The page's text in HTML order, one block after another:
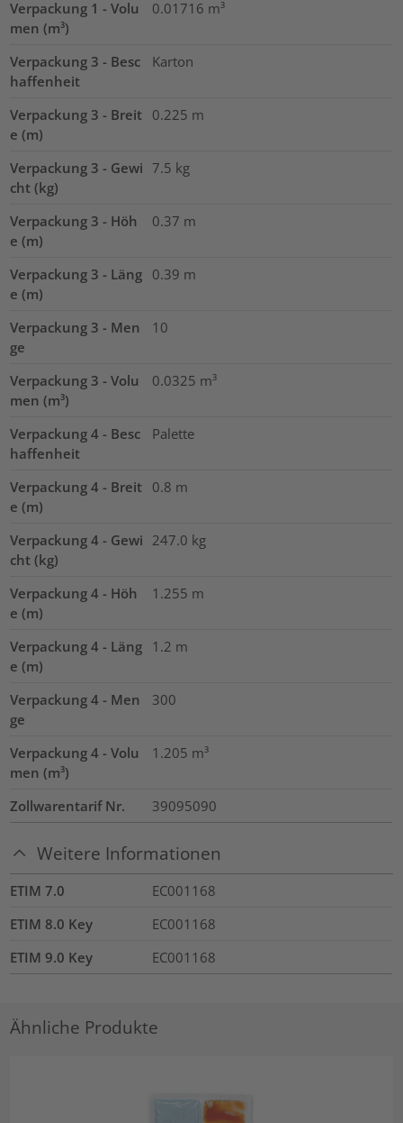
Verpackung 1 - Volu
men (m³)
0.01716 m³
Verpackung 3 - Besc
haffenheit
Karton
Verpackung 3 - Breit
e (m)
0.225 m
Verpackung 3 - Gewi
cht (kg)
7.5 kg
Verpackung 3 - Höh
e (m)
0.37 m
Verpackung 3 - Läng
e (m)
0.39 m
Verpackung 3 - Men
ge
10
Verpackung 3 - Volu
men (m³)
0.0325 m³
Verpackung 4 - Besc
haffenheit
Palette
Verpackung 4 - Breit
e (m)
0.8 m
Verpackung 4 - Gewi
cht (kg)
247.0 kg
Verpackung 4 - Höh
e (m)
1.255 m
Verpackung 4 - Läng
e (m)
1.2 m
Verpackung 4 - Men
ge
300
Verpackung 4 - Volu
men (m³)
1.205 m³
Zollwarentarif Nr. 39095090
Weitere Informationen
ETIM 7.0
EC001168
ETIM 8.0 Key
EC001168
ETIM 9.0 Key
EC001168
Ähnliche Produkte